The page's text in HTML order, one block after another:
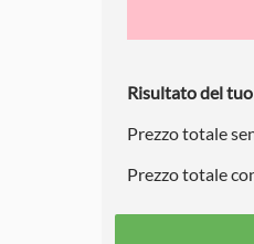
Risultato del
Prezzo totale
Prezzo totale